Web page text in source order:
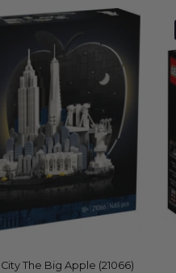
The Big Apple (21066)